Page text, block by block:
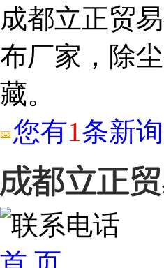
成都立正贸
布厂家，除
藏。
您有1条新